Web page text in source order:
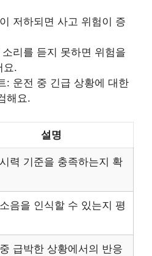
저하되면 사고 위험이 증
리를 듣지 못하면 위험을
요.
: 운전 중 긴급 상황에 대한
해요.
설명
력 기준을 충족하는지 확
음을 인식할 수 있는지 평
급박한 상황에서의 반응